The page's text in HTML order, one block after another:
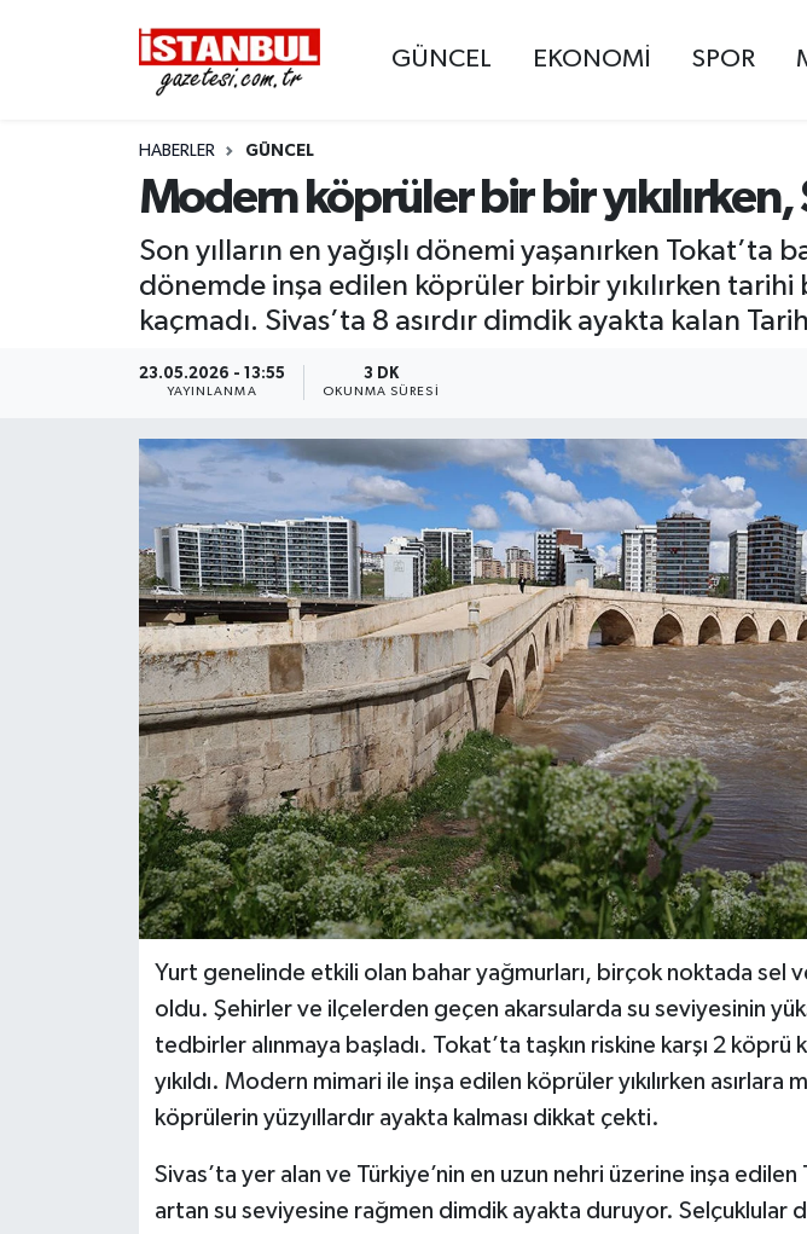
GÜNCEL EKONOMİ SPOR
HABERLER GÜNCEL
Modern köprüler bir bir
Son yılların en yağışlı dönemi yaşanırken Tokat’ta
dönemde inşa edilen köprüler birbir yıkılırken
kaçmadı. Sivas’ta 8 asırdır dimdik ayakta kalan
23.05.2026 - 13:55
YAYINLANMA
3 DK
OKUNMA SÜRESI
Yurt genelinde etkili olan bahar yağmurları, birçok noktada sel
oldu. Şehirler ve ilçelerden geçen akarsularda su seviyesinin
tedbirler alınmaya başladı. Tokat’ta taşkın riskine karşı 2
yıkıldı. Modern mimari ile inşa edilen köprüler yıkılırken asırlara
köprülerin yüzyıllardır ayakta kalması dikkat çekti.
Sivas’ta yer alan ve Türkiye’nin en uzun nehri üzerine inşa
artan su seviyesine rağmen dimdik ayakta duruyor. Selçuklular
EKONOMİ
İSTANBUL
KÜLTÜR SANAT
BİLİM VE TEKNOLOJİ
OTOMOBİL
KURUMSAL
Nöbetçi Eczaneler
Hava Durumu
Trafik Durumu
Süper Lig Puan Durumu ve Fikstür
Tüm Manşetler
Son Dakika Haberleri
Haber Arşivi